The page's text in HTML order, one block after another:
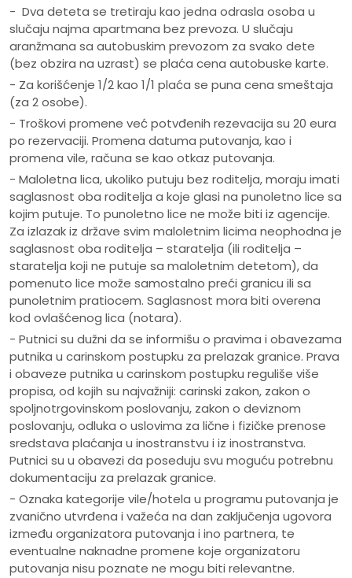
- Dva deteta se tretiraju kao jedna odrasla osoba u
slučaju najma apartmana bez prevoza. U slučaju
aranžmana sa autobuskim prevozom za svako dete
(bez obzira na uzrast) se plaća cena autobuske karte.
- Za korišćenje 1/2 kao 1/1 plaća se puna cena smeštaja
(za 2 osobe).
- Troškovi promene već potvđenih rezevacija su 20 eura
po rezervaciji. Promena datuma putovanja, kao i
promena vile, računa se kao otkaz putovanja.
- Maloletna lica, ukoliko putuju bez roditelja, moraju imati
saglasnost oba roditelja a koje glasi na punoletno lice sa
kojim putuje. To punoletno lice ne može biti iz agencije.
Za izlazak iz države svim maloletnim licima neophodna je
saglasnost oba roditelja – staratelja (ili roditelja –
staratelja koji ne putuje sa maloletnim detetom), da
pomenuto lice može samostalno preći granicu ili sa
punoletnim pratiocem. Saglasnost mora biti overena
kod ovlašćenog lica (notara).
- Putnici su dužni da se informišu o pravima i obavezama
putnika u carinskom postupku za prelazak granice. Prava
i obaveze putnika u carinskom postupku reguliše više
propisa, od kojih su najvažniji: carinski zakon, zakon o
spoljnotrgovinskom poslovanju, zakon o deviznom
poslovanju, odluka o uslovima za lične i fizičke prenose
sredstava plaćanja u inostranstvu i iz inostranstva.
Putnici su u obavezi da poseduju svu moguću potrebnu
dokumentaciju za prelazak granice.
- Oznaka kategorije vile/hotela u programu putovanja je
zvanično utvrđena i važeća na dan zaključenja ugovora
između organizatora putovanja i ino partnera, te
eventualne naknadne promene koje organizatoru
putovanja nisu poznate ne mogu biti relevantne.